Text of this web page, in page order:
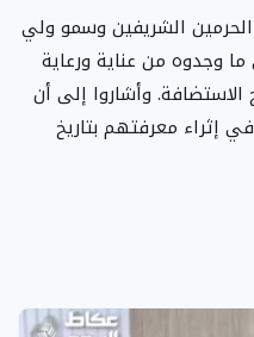
الشريفين وسمو ولي
وجدوه من عناية ورعاية
وأشاروا إلى أن
إثراء معرفتهم بتاريخ